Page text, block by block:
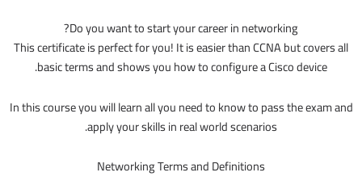
Do you want to start your career in networking?
This certificate is perfect for you! It is easier than CCNA but covers all
basic terms and shows you how to configure a Cisco device.
In this course you will learn all you need to know to pass the exam and
apply your skills in real world scenarios.
Networking Terms and Definitions